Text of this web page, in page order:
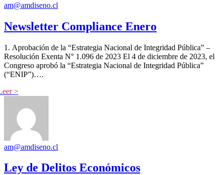
am@amdiseno.cl
Newsletter Compliance Enero
1. Aprobación de la “Estrategia Nacional de Integridad Pública” –
Resolución Exenta N° 1.096 de 2023 El 4 de diciembre de 2023, el
Congreso aprobó la “Estrategia Nacional de Integridad Pública”
(“ENIP”)….
am@amdiseno.cl
Ley de Delitos Económicos